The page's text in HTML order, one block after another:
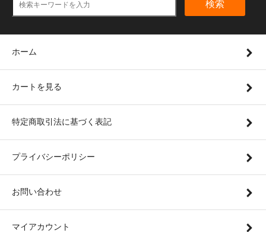
検索
ホーム
カートを見る
特定商取引法に基づく表記
プライバシーポリシー
お問い合わせ
マイアカウント